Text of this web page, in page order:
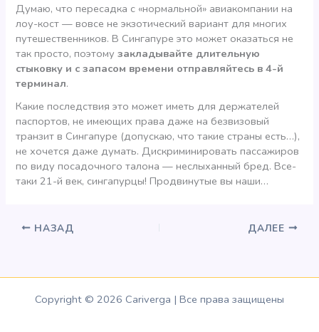
Думаю, что пересадка с «нормальной» авиакомпании на
лоу-кост — вовсе не экзотический вариант для многих
путешественников. В Сингапуре это может оказаться не
так просто, поэтомузакладывайте длительную
стыковку и с запасом времени отправляйтесь в 4-й
терминал.
Какие последствия это может иметь для держателей
паспортов, не имеющих права даже на безвизовый
транзит в Сингапуре (допускаю, что такие страны есть…),
не хочется даже думать. Дискриминировать пассажиров
по виду посадочного талона — неслыханный бред. Все-
таки 21-й век, сингапурцы! Продвинутые вы наши…
НАЗАД ДАЛЕЕ
Copyright © 2026 Cariverga | Все права защищены